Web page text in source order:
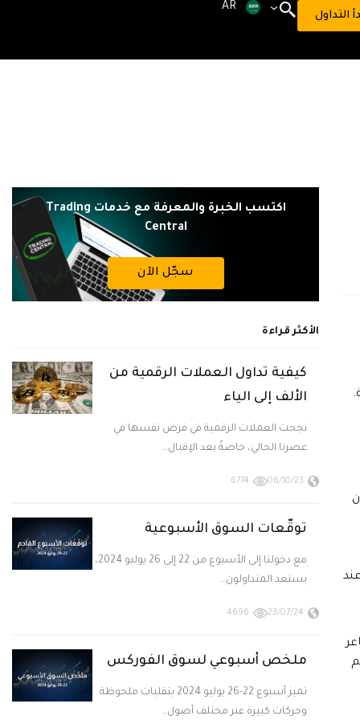
التداول
AR
المشاعر
اكتسب الخبرة والمعرفة مع خدمات Trading
Central
سجّل الآن
الأكثر قراءة
كيفية تداول العملات الرقمية من
الألف إلى الياء
نجحت العملات الرقمية في فرض نفسها في
عصرنا الحالي، خاصةً بعد الإقبال…
06/10/23
6774
توقّعات السوق الأسبوعية
مع دخولنا إلى الأسبوع من 22 إلى 26 يوليو 2024،
يستعد المتداولون…
23/07/24
4696
ملخص أسبوعي لسوق الفوركس
تميز أسبوع 22-26 يوليو 2024 بتقلبات ملحوظة
وحركات كبيرة عبر مختلف أصول…